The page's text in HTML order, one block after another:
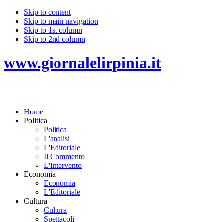
Skip to content
Skip to main navigation
Skip to 1st column
Skip to 2nd column
www.giornalelirpinia.it
Home
Politica
Politica
L'analisi
L'Editoriale
Il Commento
L'Intervento
Economia
Economia
L'Editoriale
Cultura
Cultura
Spettacoli